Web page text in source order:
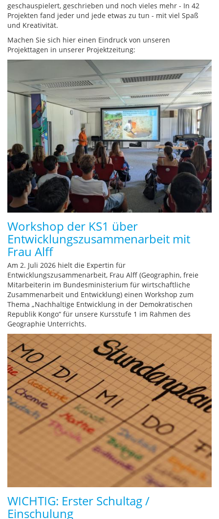
geschauspielert, geschrieben und noch vieles mehr - In 42
Projekten fand jeder und jede etwas zu tun - mit viel Spaß
und Kreativität.
Machen Sie sich hier einen Eindruck von unseren
Projekttagen in unserer Projektzeitung:
Workshop der KS1 über
Entwicklungszusammenarbeit mit
Frau Alff
Am 2. Juli 2026 hielt die Expertin für
Entwicklungszusammenarbeit, Frau Alff (Geographin, freie
Mitarbeiterin im Bundesministerium für wirtschaftliche
Zusammenarbeit und Entwicklung) einen Workshop zum
Thema „Nachhaltige Entwicklung in der Demokratischen
Republik Kongo“ für unsere Kursstufe 1 im Rahmen des
Geographie Unterrichts.
WICHTIG: Erster Schultag /
Einschulung